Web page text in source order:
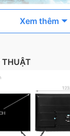
sắc nét gấp 4
4K
Xem thêm
THUẬT